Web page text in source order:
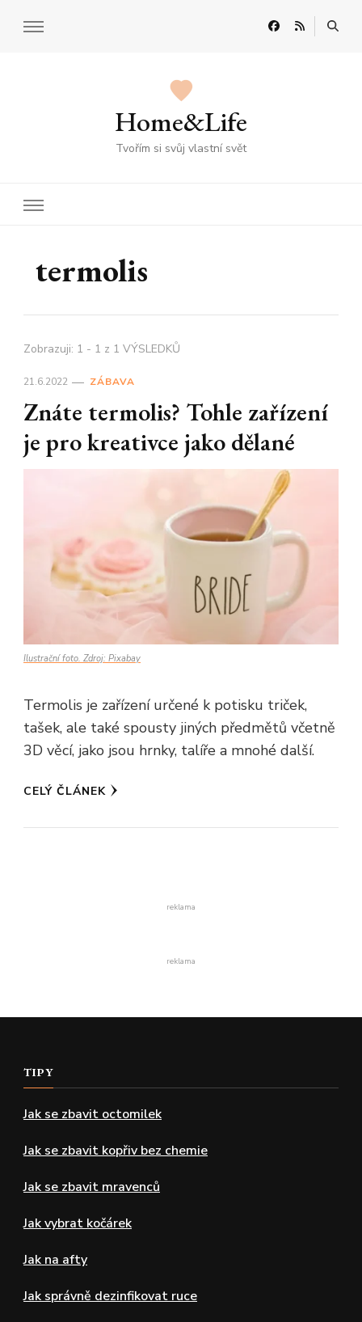
Home&Life
Tvořím si svůj vlastní svět
termolis
Zobrazuji: 1 - 1 z 1 VÝSLEDKŮ
21.6.2022 ZÁBAVA
Znáte termolis? Tohle zařízení
je pro kreativce jako dělané
Ilustrační foto. Zdroj: Pixabay
Termolis je zařízení určené k potisku triček,
tašek, ale také spousty jiných předmětů včetně
3D věcí, jako jsou hrnky, talíře a mnohé další.
CELÝ ČLÁNEK
reklama
reklama
TIPY
Jak se zbavit octomilek
Jak se zbavit kopřiv bez chemie
Jak se zbavit mravenců
Jak vybrat kočárek
Jak na afty
Jak správně dezinfikovat ruce